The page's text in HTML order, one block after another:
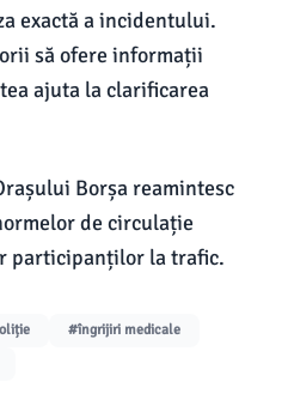
exactă a incidentului.
să ofere informații
ajuta la clarificarea
Borșa reamintesc
de circulație
participanților la trafic.
#îngrijiri medicale